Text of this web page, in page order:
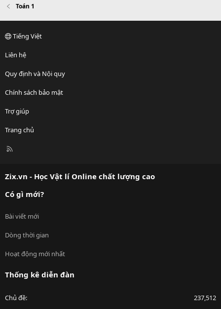
Toán 1
Tiếng Việt
Liên hệ
Quy định và Nội quy
Chính sách bảo mật
Trợ giúp
Trang chủ
R
Zix.vn - Học Vật lí Online chất lượng cao
Có gì mới?
Bài viết mới
Dòng thời gian
Hoạt động mới nhất
Thống kê diễn đàn
Chủ đề 237,512